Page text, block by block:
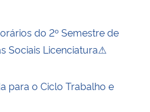
do 2º Semestre de
Sociais Licenciatura⚠
para o Ciclo Trabalho e